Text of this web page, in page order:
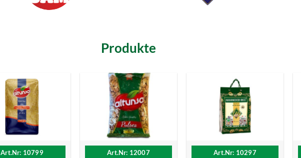
Produkte
Art.Nr: 10799 Art.Nr: 12007 Art.Nr: 10297